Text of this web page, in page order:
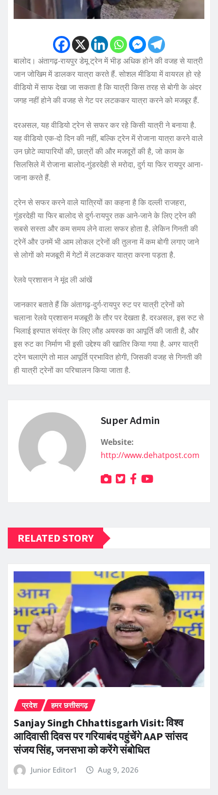
बालोद। अंतागढ़-रायपुर डेमू ट्रेन में भीड़ अधिक होने की वजह से यात्री
जान जोखिम में डालकर यात्रा करते हैं. सोशल मीडिया में वायरल हो रहे
वीडियो में साफ देखा जा सकता है कि यात्री किस तरह से बोगी के अंदर
जगह नहीं होने की वजह से गेट पर लटककर यात्रा करने को मजबूर हैं.
दरअसल, यह वीडियो ट्रेन से सफर कर रहे किसी यात्री ने बनाया है.
यह वीडियो एक-दो दिन की नहीं, बल्कि ट्रेन में रोजाना यात्रा करने वाले
उन छोटे व्यापारियों की, छात्रों की और मजदूरों की है, जो काम के
सिलसिले में रोजाना बालोद-गुंडरदेही से मरोदा, दुर्ग या फिर रायपुर आना-
जाना करते हैं.
ट्रेन से सफर करने वाले यात्रियों का कहना है कि दल्ली राजहरा,
गुंडरदेही या फिर बालोद से दुर्ग-रायपुर तक आने-जाने के लिए ट्रेन की
सबसे सस्ता और कम समय लेने वाला सफर होता है. लेकिन गिनती की
ट्रेनें और उनमें भी आम लोकल ट्रेनों की तुलना में कम बोगी लगाए जाने
से लोगों को मजबूरी में गेटों में लटककर यात्रा करना पड़ता है.
रेलवे प्रशासन ने मूंद ली आंखें
जानकार बताते हैं कि अंतागढ़-दुर्ग-रायपुर रुट पर यात्री ट्रेनों को
चलाना रेलवे प्रशासन मजबूरी के तौर पर देखता है. दरअसल, इस रुट से
भिलाई इस्पात संयंत्र के लिए लौह अयस्क का आपूर्ति की जाती है, और
इस रुट का निर्माण भी इसी उद्देश्य की खातिर किया गया है. अगर यात्री
ट्रेन चलाएंगे तो माल आपूर्ति प्रभावित होगी, जिसकी वजह से गिनती की
ही यात्री ट्रेनों का परिचालन किया जाता है.
Super Admin
Website:
http://www.dehatpost.com
RELATED STORY
प्रदेश हमर छत्तीसगढ़
Sanjay Singh Chhattisgarh Visit: विश्व
आदिवासी दिवस पर गरियाबंद पहुंचेंगे AAP सांसद
संजय सिंह, जनसभा को करेंगे संबोधित
Junior Editor1 Aug 9, 2026